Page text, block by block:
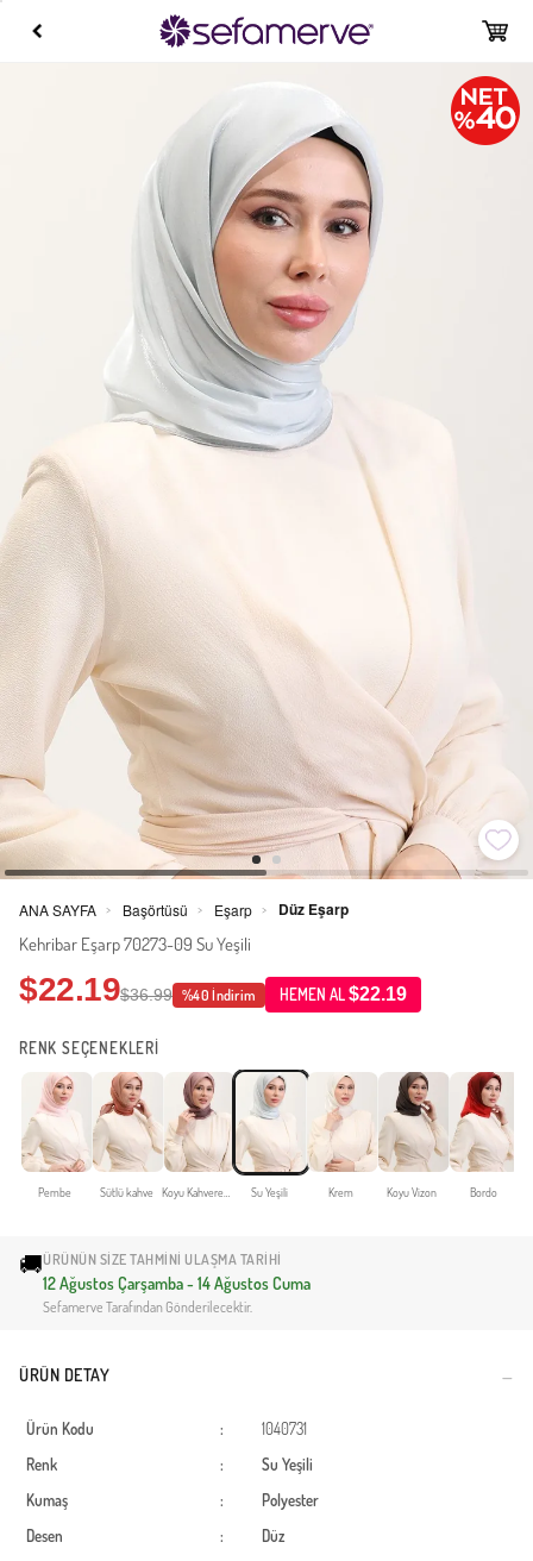
ANA SAYFA > Başörtüsü > Eşarp > Düz Eşarp
Kehribar Eşarp 70273-09 Su Yeşili
$22.19$36.99 %40 İndirim HEMEN AL$22.19
RENK SEÇENEKLERİ
Pembe Sütlü kahve Su Yeşili Krem Koyu Vizon Bordo
🚚ÜRÜNÜN SIZE TAHMINI ULAŞMA TARIHI
12 Ağustos Çarşamba - 14 Ağustos Cuma
Sefamerve Tarafından Gönderilecektir.
ÜRÜN DETAY
Ürün Kodu :
1040731
Renk
:
Su Yeşili
Kumaş
:
Polyester
Desen
:
Düz